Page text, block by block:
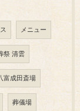
メニュー
祭 清雲
富成田斎場
葬儀場